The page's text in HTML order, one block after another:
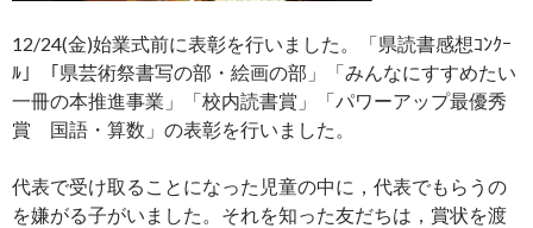
12/24(金)始業式前に表彰を行いました。「県読書感想ｺﾝｸｰ
ﾙ」「県芸術祭書写の部・絵画の部」「みんなにすすめたい
一冊の本推進事業」「校内読書賞」「パワーアップ最優秀
賞 国語・算数」の表彰を行いました。
代表で受け取ることになった児童の中に，代表でもらうの
を嫌がる子がいました。それを知った友だちは，賞状を渡